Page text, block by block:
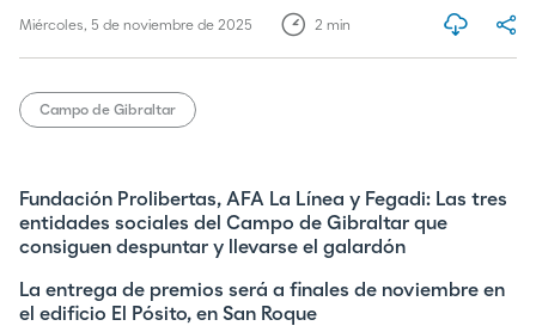
Miércoles, 5 de noviembre de 2025 2 min
Campo de Gibraltar
Fundación Prolibertas, AFA La Línea y Fegadi: Las tres
entidades sociales del Campo de Gibraltar que
consiguen despuntar y llevarse el galardón
La entrega de premios será a finales de noviembre en
el edificio El Pósito, en San Roque